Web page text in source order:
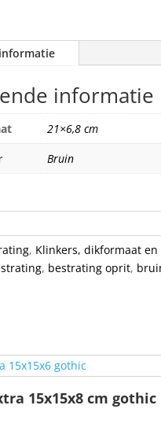
informatie
21×6,8 cm
Bruin
, Klinkers, dikformaat
, bestrating oprit,
15x15x8 cm gothic